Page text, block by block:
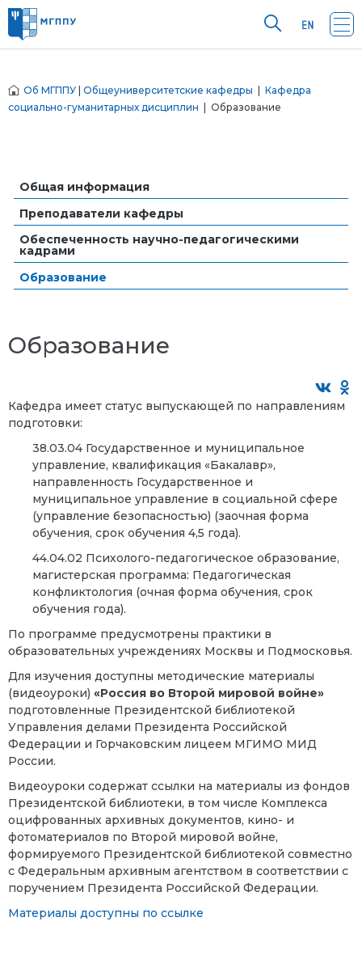
Об МГППУ Общеуниверситетские кафедры
Кафедра
социально-гуманитарных дисциплин | Образование
Общая информация
Преподаватели кафедры
Обеспеченность научно-педагогическими
кадрами
Образование
Образование
Кафедра имеет статус выпускающей по направлениям
подготовки:
38.03.04 Государственное и муниципальное
управление, квалификация «Бакалавр»,
направленность Государственное и
муниципальное управление в социальной сфере
(управление безопасностью) (заочная форма
обучения, срок обучения 4,5 года).
44.04.02 Психолого-педагогическое образование,
магистерская программа: Педагогическая
конфликтология (очная форма обучения, срок
обучения года).
По программе предусмотрены практики в
образовательных учреждениях Москвы и Подмосковья.
Для изучения доступны методические материалы
(видеоуроки) «Россия во Второй мировой войне»
подготовленные Президентской библиотекой
Управления делами Президента Российской
Федерации и Горчаковским лицеем МГИМО МИД
России.
Видеоуроки содержат ссылки на материалы из фондов
Президентской библиотеки, в том числе Комплекса
оцифрованных архивных документов, кино- и
фотоматериалов по Второй мировой войне,
формируемого Президентской библиотекой совместно
с Федеральным архивным агентством в соответствии с
поручением Президента Российской Федерации.
Материалы доступны по ссылке